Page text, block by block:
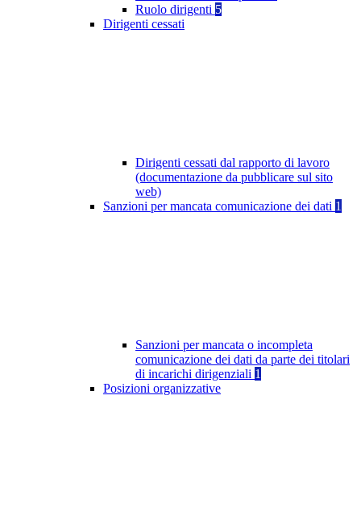
Ruolo dirigenti 5
Dirigenti cessati
Dirigenti cessati dal rapporto di lavoro
(documentazione da pubblicare sul sito
web)
Sanzioni per mancata comunicazione dei dati 1
Sanzioni per mancata o incompleta
comunicazione dei dati da parte dei titolari
di incarichi dirigenziali 1
Posizioni organizzative